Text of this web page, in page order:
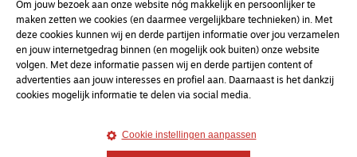
Om jouw bezoek aan onze website nóg makkelijk en persoonlijker te
maken zetten we cookies (en daarmee vergelijkbare technieken) in. Met
deze cookies kunnen wij en derde partijen informatie over jou verzamelen
en jouw internetgedrag binnen (en mogelijk ook buiten) onze website
volgen. Met deze informatie passen wij en derde partijen content of
advertenties aan jouw interesses en profiel aan. Daarnaast is het dankzij
cookies mogelijk informatie te delen via social media.
Cookie instellingen aanpassen